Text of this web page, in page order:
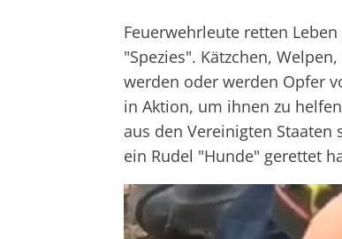
Feuerwehrleute retten
"Spezies". Kätzchen,
werden oder werden Opfer
in Aktion, um ihnen zu
aus den Vereinigten
ein Rudel "Hunde" gerettet